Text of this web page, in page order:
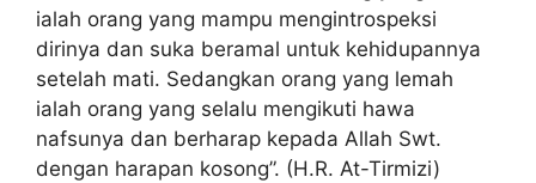
ialah orang yang mampu mengintrospeksi
dirinya dan suka beramal untuk kehidupannya
setelah mati. Sedangkan orang yang lemah
ialah orang yang selalu mengikuti hawa
nafsunya dan berharap kepada Allah Swt.
dengan harapan kosong”. (H.R. At-Tirmizi)